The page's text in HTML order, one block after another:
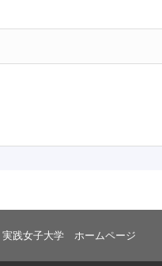
実践女子大学 ホームページ